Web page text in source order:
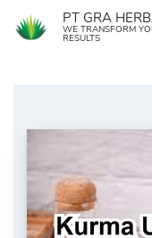
PT GRA
WE TRANSFORM
RESULTS